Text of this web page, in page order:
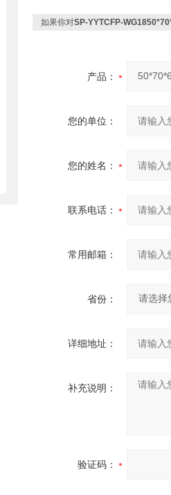
如果你对SP-YYTCFP-
产品：
您的单位：
您的姓名：
联系电话：
常用邮箱：
省份：
详细地址：
补充说明：
验证码：